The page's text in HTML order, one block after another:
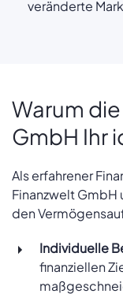
veränderte
Warum
GmbH Ihr
Als erfahrener
Finanzwelt GmbH
den
Individuelle
finanziellen